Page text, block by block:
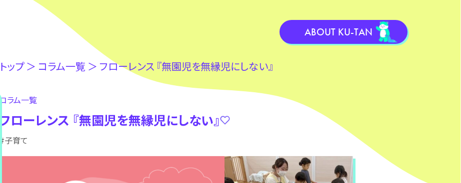
ABOUT KU-TAN
トップ＞ コラム⼀覧 ＞ フローレンス 『無園児を無縁児にしない』
コラム⼀覧
フローレンス 『無園児を無縁児にしない』
#子育て